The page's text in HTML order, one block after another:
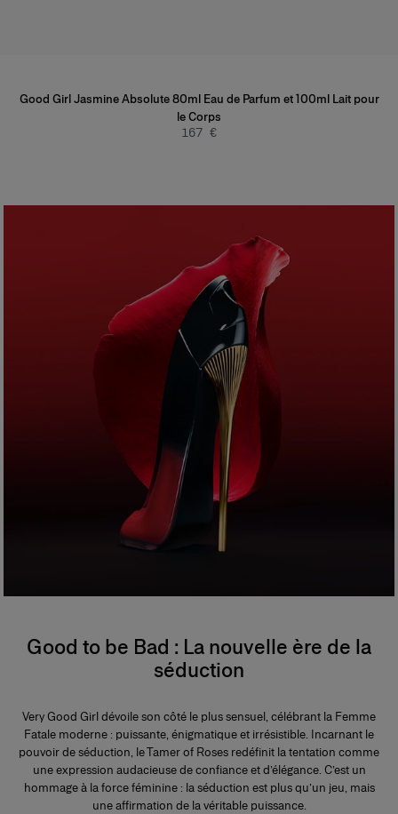
Good Girl Jasmine Absolute 80ml Eau de Parfum et 100ml Lait pour
le Corps
167 €
Good to be Bad : La nouvelle ère de la
séduction
Very Good Girl dévoile son côté le plus sensuel, célébrant la Femme
Fatale moderne : puissante, énigmatique et irrésistible. Incarnant le
pouvoir de séduction, le Tamer of Roses redéfinit la tentation comme
une expression audacieuse de confiance et d’élégance. C’est un
hommage à la force féminine : la séduction est plus qu’un jeu, mais
une affirmation de la véritable puissance.